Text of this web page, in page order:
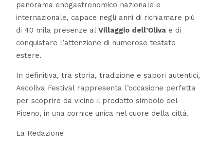
panorama enogastronomico nazionale e
internazionale, capace negli anni di richiamare più
di 40 mila presenze al Villaggio dell’Olivae di
conquistare l’attenzione di numerose testate
estere.
In definitiva, tra storia, tradizione e sapori autentici,
Ascoliva Festival rappresenta l’occasione perfetta
per scoprire da vicino il prodotto simbolo del
Piceno, in una cornice unica nel cuore della città.
La Redazione